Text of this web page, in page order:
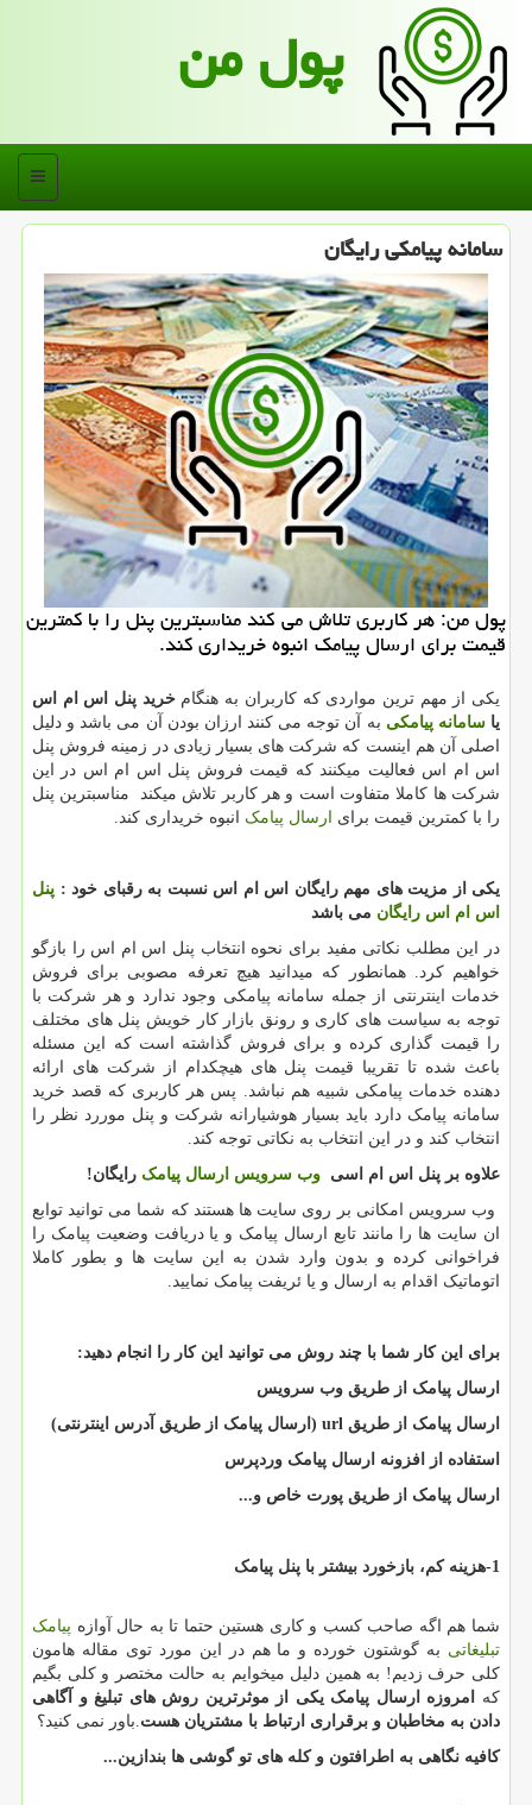
پول من
منو
سامانه پیامكی رایگان
پول من: هر كاربری تلاش می كند مناسبترین پنل را با كمترین
قیمت برای ارسال پیامك انبوه خریداری كند.
یکی از مهم ترین مواردی که کاربران به هنگامخرید پنل اس ام اس
یاسامانه پیامکی به آن توجه می کنند ارزان بودن آن می باشد و دلیل
اصلی آن هم اینست که شرکت های بسیار زیادی در زمینه فروش پنل
اس ام اس فعالیت میکنند که قیمت فروش پنل اس ام اس در این
شرکت ها کاملا متفاوت است و هر کاربر تلاش میکند مناسبترین پنل
را با کمترین قیمت برای ارسال پیامک انبوه خریداری کند.
یکی از مزیت های مهم رایگان اس ام اس نسبت به رقبای خود : پنل
اس ام اس رایگان می باشد
در این مطلب نکاتی مفید برای نحوه انتخاب پنل اس ام اس را بازگو
خواهیم کرد. همانطور که میدانید هیچ تعرفه مصوبی برای فروش
خدمات اینترنتی از جمله سامانه پیامکی وجود ندارد و هر شرکت با
توجه به سیاست های کاری و رونق بازار کار خویش پنل های مختلف
را قیمت گذاری کرده و برای فروش گذاشته است که این مسئله
باعث شده تا تقریبا قیمت پنل های هیچکدام از شرکت های ارائه
دهنده خدمات پیامکی شبیه هم نباشد. پس هر کاربری که قصد خرید
سامانه پیامک دارد باید بسیار هوشیارانه شرکت و پنل موررد نظر را
انتخاب کند و در این انتخاب به نکاتی توجه کند.
علاوه بر پنل اس ام اسی وب سرویس ارسال پیامک رایگان!
وب سرویس امکانی بر روی سایت ها هستند که شما می توانید توابع
ان سایت ها را مانند تابع ارسال پیامک و یا دریافت وضعیت پیامک را
فراخوانی کرده و بدون وارد شدن به این سایت ها و بطور کاملا
اتوماتیک اقدام به ارسال و یا ئریفت پیامک نمایید.
برای این کار شما با چند روش می توانید این کار را انجام دهید:
ارسال پیامک از طریق وب سرویس
ارسال پیامک از طریق url (ارسال پیامک از طریق آدرس اینترنتی)
استفاده از افزونه ارسال پیامک وردپرس
ارسال پیامک از طریق پورت خاص و...
1-هزینه کم ، بازخورد بیشتر با پنل پیامک
شما هم اگه صاحب کسب و کاری هستین حتما تا به حال آوازه پیامک
تبلیغاتی به گوشتون خورده و ما هم در این مورد توی مقاله هامون
کلی حرف زدیم! به همین دلیل میخوایم به حالت مختصر و کلی بگیم
که
امروزه ارسال پیامک یکی از موثرترین روش های تبلیغ و آگاهی
دادن به مخاطبان و برقراری ارتباط با مشتریان هست .باور نمی کنید؟
کافیه نگاهی به اطرافتون و کله های تو گوشی ها بندازین...